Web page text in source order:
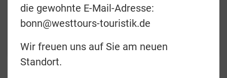
zurück
Teilen
die gewohnte E-Mail-Adresse:
bonn@westtours-touristik.de
Wir freuen uns auf Sie am neuen
Standort.